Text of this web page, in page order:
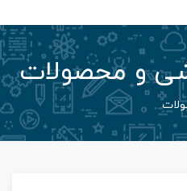
و محصولات